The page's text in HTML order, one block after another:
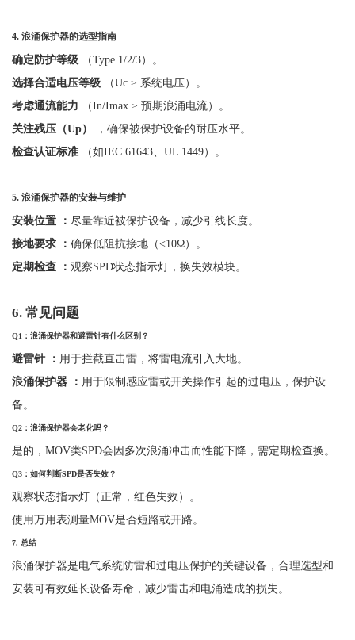
4. 浪涌保护器的选型指南
确定防护等级 （Type 1/2/3）。
选择合适电压等级
（Uc ≥ 系统电压）。
考虑通流能力
（In/Imax ≥ 预期浪涌电流）。
关注残压（Up）
，确保被保护设备的耐压水平。
检查认证标准
（如IEC 61643、UL 1449）。
5. 浪涌保护器的安装与维护
安装位置 ： 尽量靠近被保护设备，减少引线长度。
接地要求
： 确保低阻抗接地（<10Ω）。
定期检查
： 观察SPD状态指示灯，换失效模块。
6. 常见问题
Q1 ：浪涌保护器和避雷针有什么区别？
避雷针 ： 用于拦截直击雷，将雷电流引入大地。
浪涌保护器
： 用于限制感应雷或开关操作引起的过电压，保护设
备。
Q2：浪涌保护器会老化吗？
是的， MOV类SPD会因多次浪涌冲击而性能下降，需定期检查换。
Q3：如何判断SPD是否失效？
观察状态指示灯（正常，红色失效）。
使用万用表测量MOV是否短路或开路。
7. 总结
浪涌保护器是电气系统防雷和过电压保护的关键设备，合理选型和
安装可有效延长设备寿命，减少雷击和电涌造成的损失。